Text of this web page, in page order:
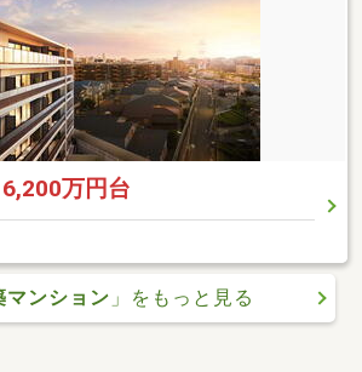
万円台
マンション 」をもっと見る